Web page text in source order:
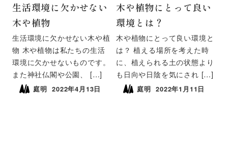
生活環境に欠かせない
木や植物
生活環境に欠かせない木や植
物 木や植物は私たちの生活
環境に欠かせないものです。
また神社仏閣や公園、 […]
庭明 2022年4月13日
木や植物にとって良い
環境とは？
木や植物にとって良い環境と
は？ 植える場所を考えた時
に、植えられる土の状態より
も日向や日陰を気にされ […]
庭明 2022年1月11日